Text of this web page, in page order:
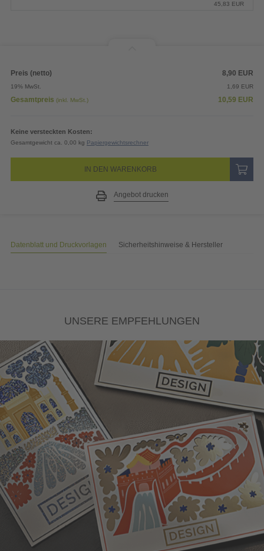
45,83 EUR
Preis (netto) 8,90 EUR
19% MwSt. 1,69 EUR
Gesamtpreis (inkl. MwSt.) 10,59 EUR
Keine versteckten Kosten:
Gesamtgewicht ca. 0,00 kg Papiergewichtsrechner
IN DEN WARENKORB
Angebot drucken
Datenblatt und Druckvorlagen Sicherheitshinweise & Hersteller
UNSERE EMPFEHLUNGEN